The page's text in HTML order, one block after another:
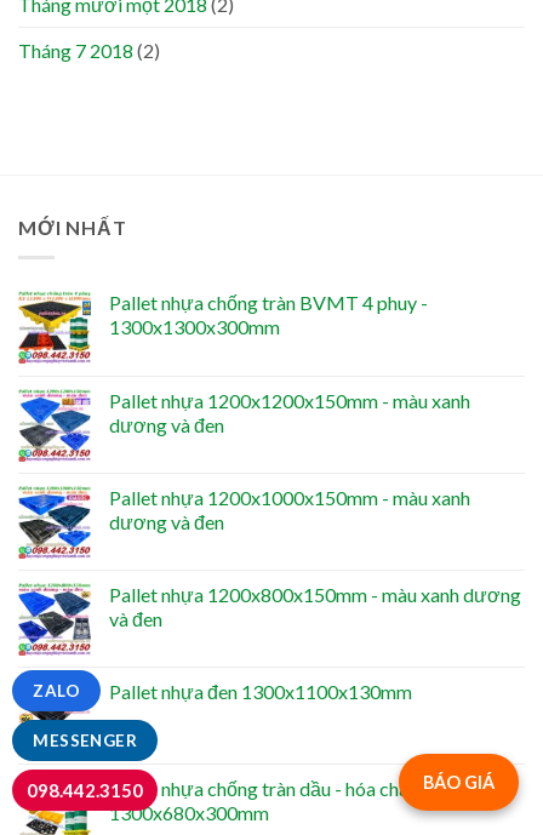
Tháng 7 2018 (2)
MỚI NHẤT
Pallet nhựa chống tràn BVMT 4 phuy -
1300x1300x300mm
Pallet nhựa 1200x1200x150mm - màu xanh
dương và đen
Pallet nhựa 1200x1000x150mm - màu xanh
dương và đen
Pallet nhựa 1200x800x150mm - màu xanh dương
và đen
Pallet nhựa đen 1300x1100x130mm
Pallet nhựa chống tràn dầu - hóa chất 2 phuy -
1300x680x300mm
BÁO GIÁ
MESSENGER
ZALO
098.442.3150